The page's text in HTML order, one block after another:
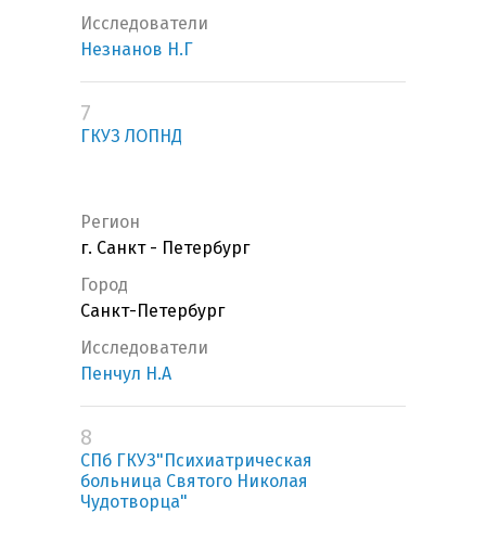
Исследователи
Незнанов Н.Г
7
ГКУЗ ЛОПНД
Регион
г. Санкт - Петербург
Город
Санкт-Петербург
Исследователи
Пенчул Н.А
8
СПб ГКУЗ"Психиатрическая
больница Святого Николая
Чудотворца"